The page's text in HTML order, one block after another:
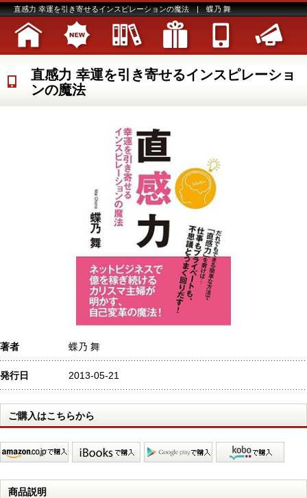
直感力 幸運を引き寄せるインスピレーションの魔法 | 蝶乃 舞
直感力 幸運を引き寄せるインスピレーショ
ンの魔法
著者 蝶乃 舞
発行日 2013-05-21
ご購入はこちらから
商品説明